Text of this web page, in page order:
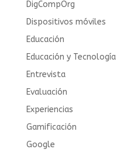
DigCompOrg
Dispositivos móviles
Educación
Educación y Tecnología
Entrevista
Evaluación
Experiencias
Gamificación
Google